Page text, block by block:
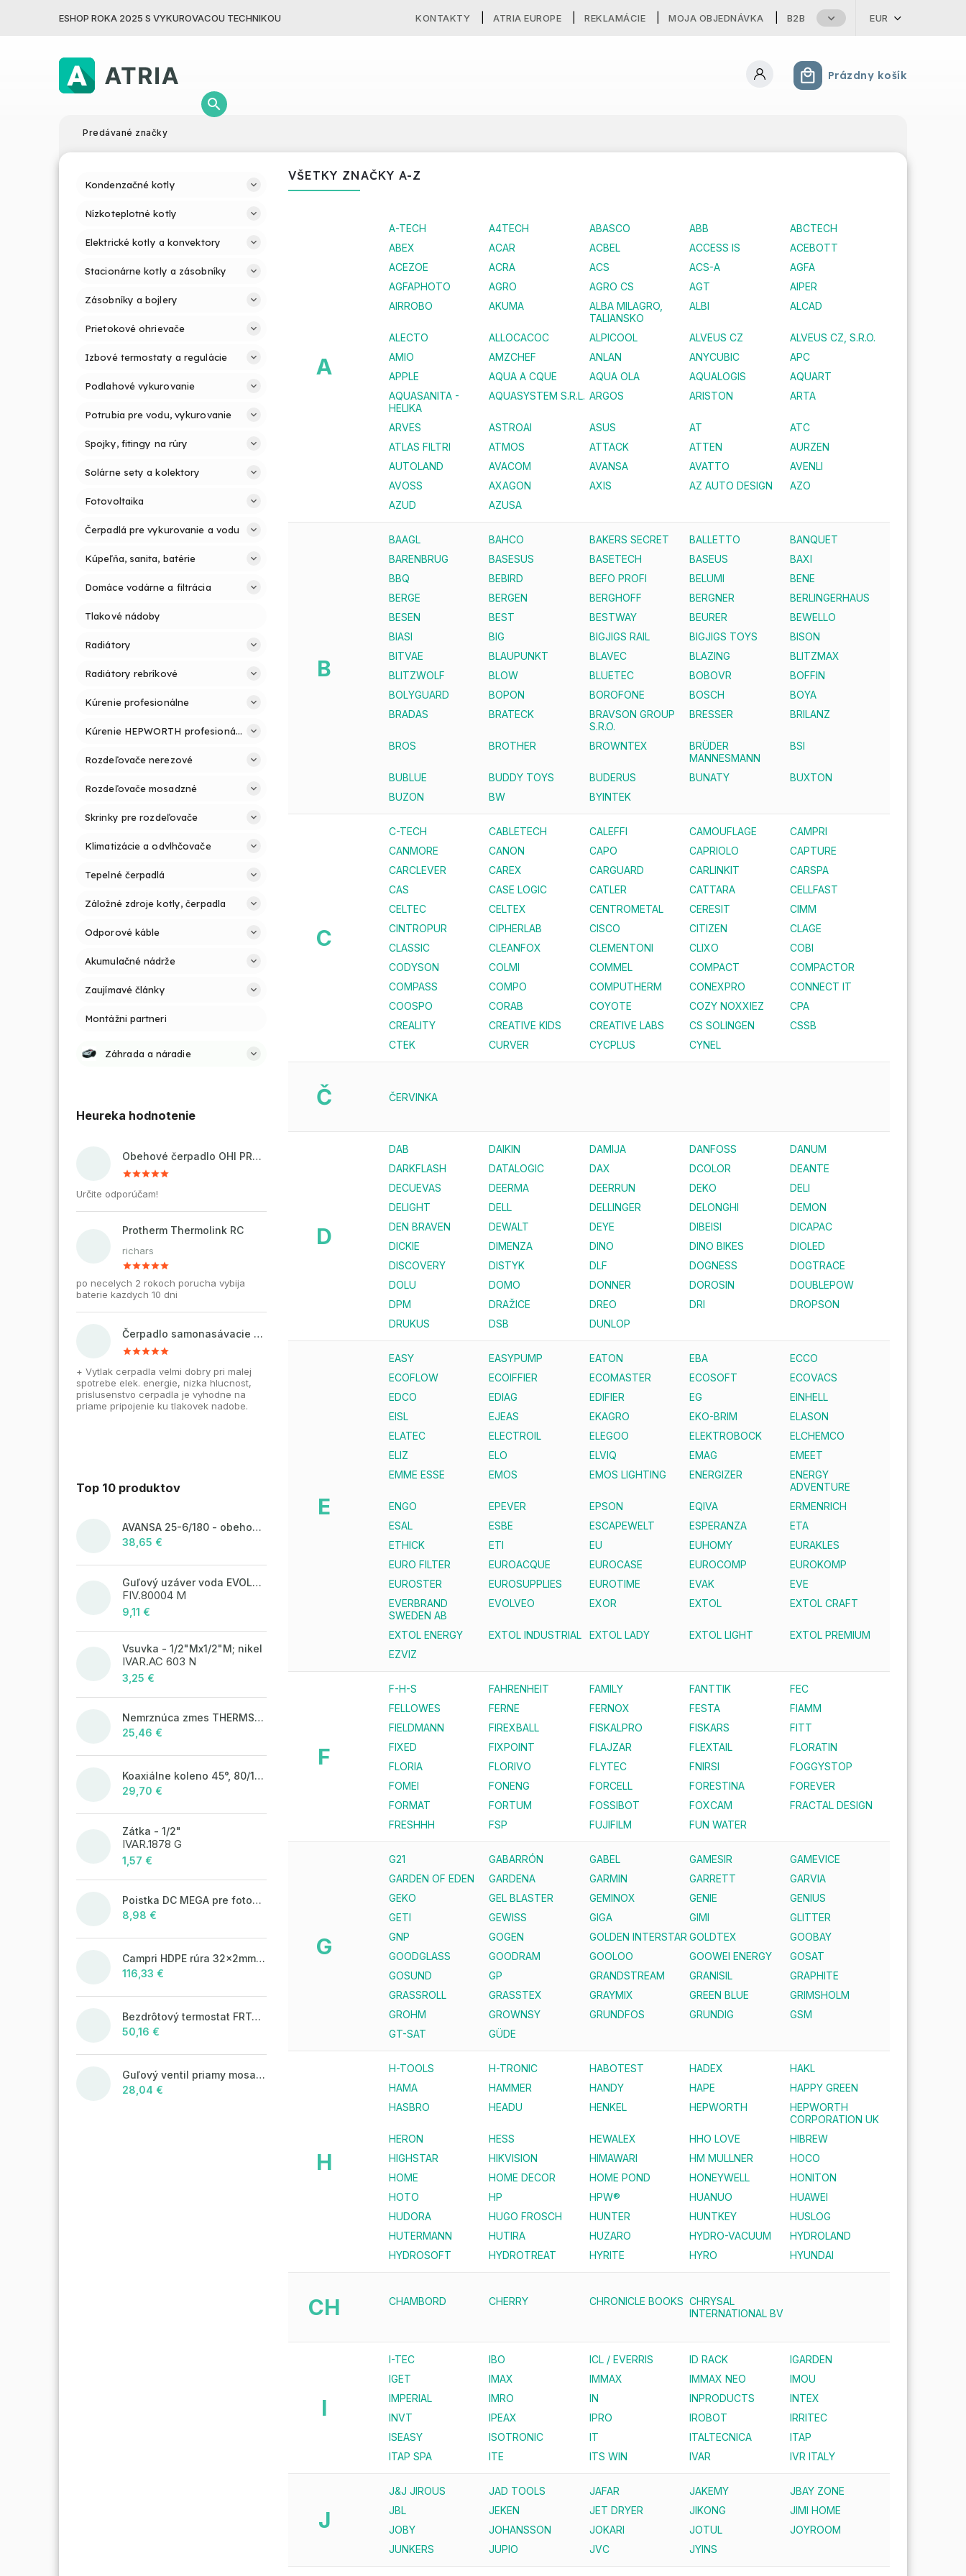
ESHOP ROKA 2025 S VYKUROVACOU TECHNIKOU KONTAKTY ATRIA EUROPE REKLAMÁCIE MOJA OBJEDNÁVKA B2B EUR
Nákupný košík
Prázdny košík
Predávané značky
Kondenzačné kotly
Nízkoteplotné kotly
Elektrické kotly a konvektory
Stacionárne kotly a zásobníky
Zásobníky a bojlery
Prietokové ohrievače
Izbové termostaty a regulácie
Podlahové vykurovanie
Potrubia pre vodu, vykurovanie
Spojky, fitingy na rúry
Solárne sety a kolektory
Fotovoltaika
Čerpadlá pre vykurovanie a vodu
Kúpeľňa, sanita, batérie
Domáce vodárne a filtrácia
Tlakové nádoby
Radiátory
Radiátory rebríkové
Kúrenie profesionálne
Kúrenie HEPWORTH profesionálne a jednoducho
Rozdeľovače nerezové
Rozdeľovače mosadzné
Skrinky pre rozdeľovače
Klimatizácie a odvlhčovače
Tepelné čerpadlá
Záložné zdroje kotly, čerpadla
Odporové káble
Akumulačné nádrže
Zaujímavé články
Montážni partneri
Záhrada a náradie
Heureka hodnotenie
Obehové čerpadlo OHI PRO 32-60/180 pre kúrenie a cirkuláciu vody
Určite odporúčam!
Protherm Thermolink RC
richars
po necelych 2 rokoch porucha vybija
baterie kazdych 10 dni
Čerpadlo samonasávacie WZI 750 na vodu, povrchové, liatinové
+ Vytlak cerpadla velmi dobry pri malej
spotrebe elek. energie, nizka hlucnost,
prislusenstvo cerpadla je vyhodne na
priame pripojenie ku tlakovek nadobe.
Top 10 produktov
AVANSA 25-6/180 - obehové čerpadlo, pripojovací závit 6/4"
38,65 €
Guľový uzáver voda EVOLUTION - 1/2"FM; motýľ
FIV.80004 M
9,11 €
Vsuvka - 1/2"Mx1/2"M; nikel
IVAR.AC 603 N
3,25 €
Nemrznúca zmes THERMSOL EKO
25,46 €
Koaxiálne koleno 45°, 80/125 mm
29,70 €
Zátka - 1/2"
IVAR.1878 G
1,57 €
Poistka DC MEGA pre fotovoltaické systémy 400A/80V
8,98 €
Campri HDPE rúra 32x2mm - 100m
116,33 €
Bezdrôtový termostat FRT7B2 antracit
50,16 €
Guľový ventil priamy mosadzný pre rozdeľovač so šróbením 1" + teplomer 0°C - 80°C, MODRÝ motýľ
28,04 €
VŠETKY ZNAČKY A-Z
A
A-TECH A4TECH ABASCO ABB
ABCTECH
ABEX
ACAR ACBEL ACCESS IS
ACEBOTT
ACEZOE
ACRA ACS ACS-A
AGFA
AGFAPHOTO
AGRO AGRO CS AGT
AIPER
AIRROBO
AKUMA
ALBA MILAGRO,
TALIANSKO
ALBI ALCAD
ALECTO ALLOCACOC ALPICOOL ALVEUS CZ
ALVEUS CZ, S.R.O.
AMIO
AMZCHEF ANLAN ANYCUBIC
APC
APPLE
AQUA A CQUE AQUA OLA AQUALOGIS
AQUART
AQUASANITA -
HELIKA
AQUASYSTEM S.R.L. ARGOS ARISTON ARTA
ARVES ASTROAI ASUS AT
ATC
ATLAS FILTRI
ATMOS ATTACK ATTEN
AURZEN
AUTOLAND
AVACOM AVANSA AVATTO
AVENLI
AVOSS
AXAGON AXIS AZ AUTO DESIGN
AZO
AZUD
AZUSA
B
BAAGL BAHCO BAKERS SECRET BALLETTO
BANQUET
BARENBRUG
BASESUS BASETECH BASEUS
BAXI
BBQ
BEBIRD BEFO PROFI BELUMI
BENE
BERGE
BERGEN BERGHOFF BERGNER
BERLINGERHAUS
BESEN
BEST BESTWAY BEURER
BEWELLO
BIASI
BIG BIGJIGS RAIL BIGJIGS TOYS
BISON
BITVAE
BLAUPUNKT BLAVEC BLAZING
BLITZMAX
BLITZWOLF
BLOW BLUETEC BOBOVR
BOFFIN
BOLYGUARD
BOPON BOROFONE BOSCH
BOYA
BRADAS
BRATECK
BRAVSON GROUP
S.R.O.
BRESSER BRILANZ
BROS BROTHER BROWNTEX
BRÜDER
MANNESMANN
BSI
BUBLUE BUDDY TOYS BUDERUS BUNATY
BUXTON
BUZON
BW BYINTEK
C
C-TECH CABLETECH CALEFFI CAMOUFLAGE
CAMPRI
CANMORE
CANON CAPO CAPRIOLO
CAPTURE
CARCLEVER
CAREX CARGUARD CARLINKIT
CARSPA
CAS
CASE LOGIC CATLER CATTARA
CELLFAST
CELTEC
CELTEX CENTROMETAL CERESIT
CIMM
CINTROPUR
CIPHERLAB CISCO CITIZEN
CLAGE
CLASSIC
CLEANFOX CLEMENTONI CLIXO
COBI
CODYSON
COLMI COMMEL COMPACT
COMPACTOR
COMPASS
COMPO COMPUTHERM CONEXPRO
CONNECT IT
COOSPO
CORAB COYOTE COZY NOXXIEZ
CPA
CREALITY
CREATIVE KIDS CREATIVE LABS CS SOLINGEN
CSSB
CTEK
CURVER CYCPLUS CYNEL
Č ČERVINKA
D
DAB DAIKIN DAMIJA DANFOSS
DANUM
DARKFLASH
DATALOGIC DAX DCOLOR
DEANTE
DECUEVAS
DEERMA DEERRUN DEKO
DELI
DELIGHT
DELL DELLINGER DELONGHI
DEMON
DEN BRAVEN
DEWALT DEYE DIBEISI
DICAPAC
DICKIE
DIMENZA DINO DINO BIKES
DIOLED
DISCOVERY
DISTYK DLF DOGNESS
DOGTRACE
DOLU
DOMO DONNER DOROSIN
DOUBLEPOW
DPM
DRAŽICE DREO DRI
DROPSON
DRUKUS
DSB DUNLOP
E
EASY EASYPUMP EATON EBA
ECCO
ECOFLOW
ECOIFFIER ECOMASTER ECOSOFT
ECOVACS
EDCO
EDIAG EDIFIER EG
EINHELL
EISL
EJEAS EKAGRO EKO-BRIM
ELASON
ELATEC
ELECTROIL ELEGOO ELEKTROBOCK
ELCHEMCO
ELIZ
ELO ELVIQ EMAG
EMEET
EMME ESSE
EMOS EMOS LIGHTING ENERGIZER
ENERGY
ADVENTURE
ENGO
EPEVER EPSON EQIVA
ERMENRICH
ESAL
ESBE ESCAPEWELT ESPERANZA
ETA
ETHICK
ETI EU EUHOMY
EURAKLES
EURO FILTER
EUROACQUE EUROCASE EUROCOMP
EUROKOMP
EUROSTER
EUROSUPPLIES EUROTIME EVAK
EVE
EVERBRAND
SWEDEN AB
EVOLVEO EXOR EXTOL EXTOL CRAFT
EXTOL ENERGY EXTOL INDUSTRIAL EXTOL LADY EXTOL LIGHT
EXTOL PREMIUM
EZVIZ
F
F-H-S FAHRENHEIT FAMILY FANTTIK
FEC
FELLOWES
FERNE FERNOX FESTA
FIAMM
FIELDMANN
FIREXBALL FISKALPRO FISKARS
FITT
FIXED
FIXPOINT FLAJZAR FLEXTAIL
FLORATIN
FLORIA
FLORIVO FLYTEC FNIRSI
FOGGYSTOP
FOMEI
FONENG FORCELL FORESTINA
FOREVER
FORMAT
FORTUM FOSSIBOT FOXCAM
FRACTAL DESIGN
FRESHHH
FSP FUJIFILM FUN WATER
G
G21 GABARRÓN GABEL GAMESIR
GAMEVICE
GARDEN OF EDEN
GARDENA GARMIN GARRETT
GARVIA
GEKO
GEL BLASTER GEMINOX GENIE
GENIUS
GETI
GEWISS GIGA GIMI
GLITTER
GNP
GOGEN GOLDEN INTERSTAR GOLDTEX
GOOBAY
GOODGLASS
GOODRAM GOOLOO GOOWEI ENERGY
GOSAT
GOSUND
GP GRANDSTREAM GRANISIL
GRAPHITE
GRASSROLL
GRASSTEX GRAYMIX GREEN BLUE
GRIMSHOLM
GROHM
GROWNSY GRUNDFOS GRUNDIG
GSM
GT-SAT
GÜDE
H
H-TOOLS H-TRONIC HABOTEST HADEX
HAKL
HAMA
HAMMER HANDY HAPE
HAPPY GREEN
HASBRO
HEADU HENKEL HEPWORTH
HEPWORTH
CORPORATION UK
HERON
HESS HEWALEX HHO LOVE
HIBREW
HIGHSTAR
HIKVISION HIMAWARI HM MULLNER
HOCO
HOME
HOME DECOR HOME POND HONEYWELL
HONITON
HOTO
HP HPW® HUANUO
HUAWEI
HUDORA
HUGO FROSCH HUNTER HUNTKEY
HUSLOG
HUTERMANN
HUTIRA HUZARO HYDRO-VACUUM
HYDROLAND
HYDROSOFT
HYDROTREAT HYRITE HYRO HYUNDAI
CH CHAMBORD CHERRY CHRONICLE BOOKS CHRYSAL
INTERNATIONAL BV
I
I-TEC IBO ICL / EVERRIS ID RACK
IGARDEN
IGET
IMAX IMMAX IMMAX NEO
IMOU
IMPERIAL
IMRO IN INPRODUCTS
INTEX
INVT
IPEAX IPRO IROBOT
IRRITEC
ISEASY
ISOTRONIC IT ITALTECNICA
ITAP
ITAP SPA
ITE ITS WIN IVAR IVR ITALY
J
J&J JIROUS JAD TOOLS JAFAR JAKEMY
JBAY ZONE
JBL
JEKEN JET DRYER JIKONG
JIMI HOME
JOBY
JOHANSSON JOKARI JOTUL
JOYROOM
JUNKERS
JUPIO JVC JYINS